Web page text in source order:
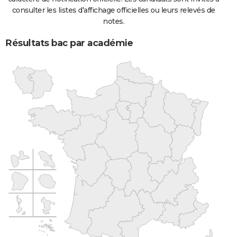
consulter les listes d'affichage officielles ou leurs relevés de
notes.
Résultats bac par académie